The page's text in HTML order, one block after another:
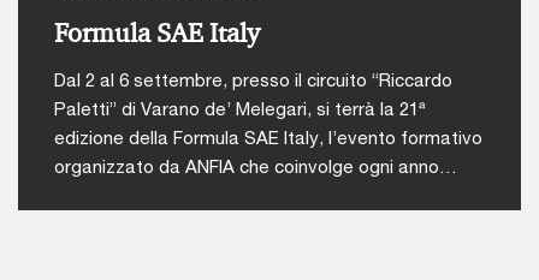
Formula SAE Italy
Dal 2 al 6 settembre, presso il circuito “Riccardo
Paletti” di Varano de’ Melegari, si terrà la 21ª
edizione della Formula SAE Italy, l’evento formativo
organizzato da ANFIA che coinvolge ogni anno